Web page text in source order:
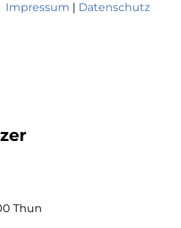
Impressum | Datenschutz
Thun